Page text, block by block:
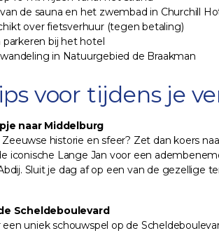
de sauna en het zwembad in Churchill
over fietsverhuur (tegen betaling)
parkeren bij het hotel
in Natuurgebied de Braakman
voor tijdens je
naar Middelburg
historie en sfeer? Zet dan koers
iconische Lange Jan voor een
Sluit je dag af op een van de gezellige
Scheldeboulevard
een uniek schouwspel op de